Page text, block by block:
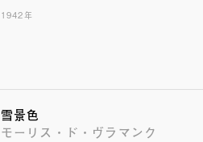
1942年
雪景色
モーリス・ド・ヴラマンク